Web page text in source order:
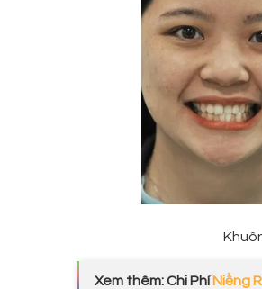
Xem thêm: Chi PhíNiềng